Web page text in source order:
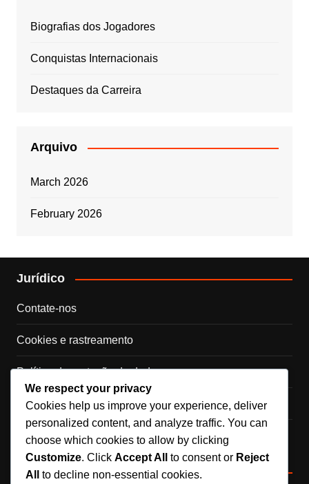
Biografias dos Jogadores
Conquistas Internacionais
Destaques da Carreira
Arquivo
March 2026
February 2026
Jurídico
Contate-nos
Cookies e rastreamento
Política de proteção de dados
Sobre nós
Termos de serviço
Pesquisar
We respect your privacy
Cookies help us improve your experience, deliver
personalized content, and analyze traffic. You can
choose which cookies to allow by clicking
Customize. Click Accept All to consent or Reject
All
to decline non-essential cookies.